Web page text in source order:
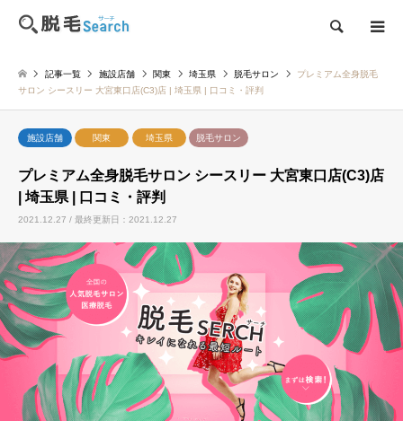
検索
記事一覧 施設店舗 関東 埼玉県 脱毛サロン
プレミアム全身脱毛
サロン シースリー 大宮東口店(C3)店 | 埼玉県 | 口コミ・評判
施設店舗 関東 埼玉県 脱毛サロン
プレミアム全身脱毛サロン シースリー 大宮東口店(C3)店
| 埼玉県 | 口コミ・評判
2021.12.27 / 最終更新日：2021.12.27